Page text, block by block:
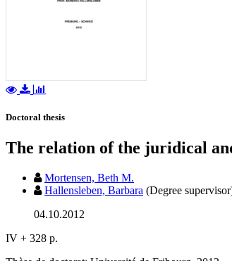
Doctoral thesis
The relation of the juridical
Mortensen, Beth M.
Hallensleben, Barbara (Degree
04.10.2012
IV + 328 p.